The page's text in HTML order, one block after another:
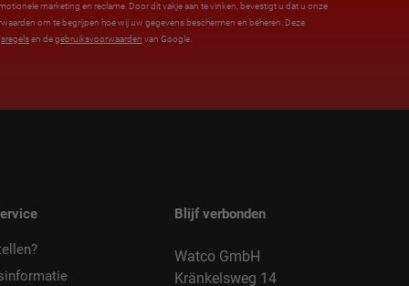
marketing en reclame. Door dit vakje aan te vinken, bevestigt u dat u onze
om te begrijpen hoe wij uw gegevens beschermen en beheren. Deze
en degebruiksvoorwaarden van Google.
Blijf verbonden
Watco GmbH
Kränkelsweg 14